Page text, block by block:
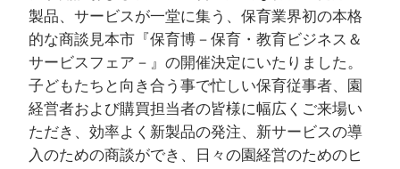
製品、サービスが一堂に集う、保育業界初の本格
的な商談見本市『保育博－保育・教育ビジネス＆
サービスフェア－』の開催決定にいたりました。
子どもたちと向き合う事で忙しい保育従事者、園
経営者および購買担当者の皆様に幅広くご来場い
ただき、効率よく新製品の発注、新サービスの導
入のための商談ができ、日々の園経営のためのヒ